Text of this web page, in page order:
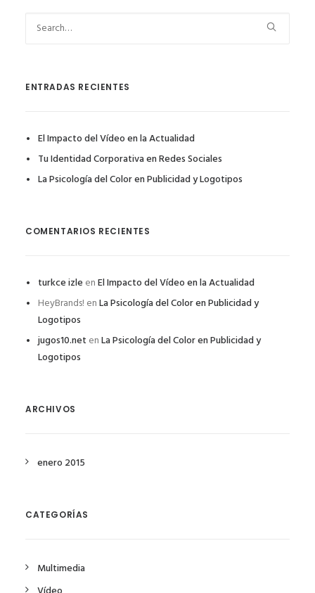
ENTRADAS RECIENTES
El Impacto del Vídeo en la Actualidad
Tu Identidad Corporativa en Redes Sociales
La Psicología del Color en Publicidad y Logotipos
COMENTARIOS RECIENTES
turkce izle enEl Impacto del Vídeo en la Actualidad
HeyBrands! enLa Psicología del Color en Publicidad y
Logotipos
jugos10.net enLa Psicología del Color en Publicidad y
Logotipos
ARCHIVOS
enero 2015
CATEGORÍAS
Multimedia